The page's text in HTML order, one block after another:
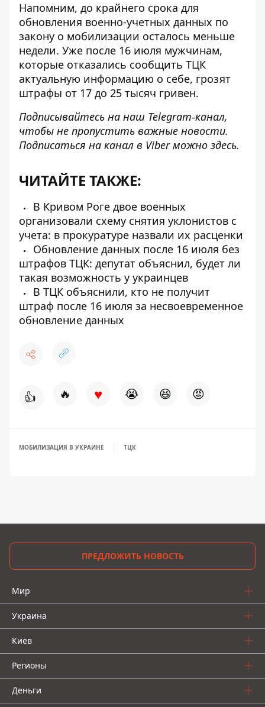
Напомним, до крайнего срока для
обновления военно-учетных данных по
закону о мобилизации осталось меньше
недели. Уже после 16 июля мужчинам,
которые отказались сообщить ТЦК
актуальную информацию о себе, грозят
штрафы от 17 до 25 тысяч гривен.
Подписывайтесь на наш Telegram-канал,
чтобы не пропустить важные новости.
Подписаться на канал в Viber можно здесь.
ЧИТАЙТЕ ТАКЖЕ:
В Кривом Роге двое военных
организовали схему снятия уклонистов с
учета: в прокуратуре назвали их расценки
Обновление данных после 16 июля без
штрафов ТЦК: депутат объяснил, будет ли
такая возможность у украинцев
В ТЦК объяснили, кто не получит
штраф после 16 июля за несвоевременное
обновление данных
👍 🔥 ♥ 😭 😆 😡
МОБИЛИЗАЦИЯ В УКРАИНЕ ТЦК
ПРЕДЛОЖИТЬ НОВОСТЬ
Мир
Украина
Киев
Регионы
Деньги